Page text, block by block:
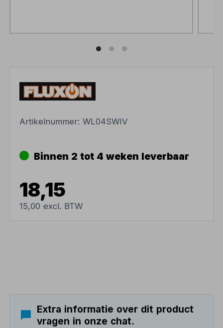
Artikelnummer:WL04SWIV
Binnen 2 tot 4 weken leverbaar
18,15
15,00 excl. BTW
Extra informatie over dit product
vragen in onze chat.